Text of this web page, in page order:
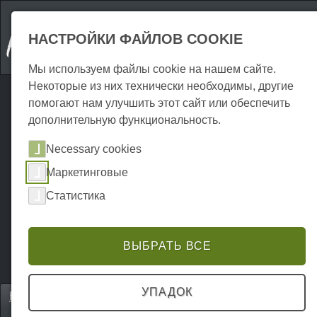
Home
Отели и гостевые дома
P0035UH00026
НАСТРОЙКИ ФАЙЛОВ COOKIE
Мы используем файлы cookie на нашем сайте.
Некоторые из них технически необходимы, другие
помогают нам улучшить этот сайт или обеспечить
дополнительную функциональность.
Necessary cookies
Маркетинговые
Статистика
ВЫБРАТЬ ВСЕ
УПАДОК